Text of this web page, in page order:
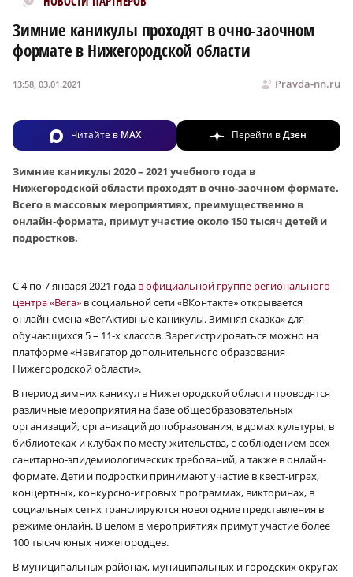
Зимние каникулы проходят в очно-заочном
формате в Нижегородской области
Pravda-nn.ru
13:58, 03.01.2021
Читайте в MAX Перейти вДзен
Зимние каникулы 2020 – 2021 учебного года в
Нижегородской области проходят в очно-заочном формате.
Всего в массовых мероприятиях, преимущественно в
онлайн-формата, примут участие около 150 тысяч детей и
подростков.
С 4 по 7 января 2021 года в официальной группе регионального
центра «Вега» в социальной сети «ВКонтакте» открывается
онлайн-смена «ВегАктивные каникулы. Зимняя сказка» для
обучающихся 5 – 11‑х классов. Зарегистрироваться можно на
платформе «Навигатор дополнительного образования
Нижегородской области».
В период зимних каникул в Нижегородской области проводятся
различные мероприятия на базе общеобразовательных
организаций, организаций допобразования, в домах культуры, в
библиотеках и клубах по месту жительства, с соблюдением всех
санитарно-эпидемиологических требований, а также в онлайн-
формате. Дети и подростки принимают участие в квест-играх,
концертных, конкурсно-игровых программах, викторинах, в
социальных сетях транслируются новогодние представления в
режиме онлайн. В целом в мероприятиях примут участие более
100 тысяч юных нижегородцев.
В муниципальных районах, муниципальных и городских округах